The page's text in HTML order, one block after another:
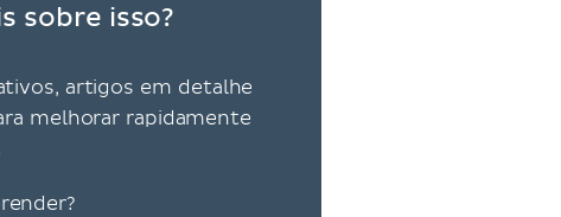
sobre isso?
artigos em detalhe
melhorar rapidamente